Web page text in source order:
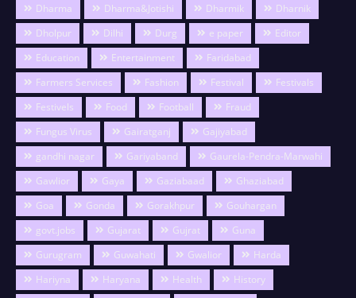
Dharma
Dharma&Jotishi Dharmik
Dharnik
Dholpur
Dilhi Durg e paper
Editor
Education
Entertainment
Faridabad
Farmers Services
Fashion Festival
Festivals
Festivels
Food Football
Fraud
Fungus Virus
Gairatganj
Gajiyabad
gandhi nagar
Gariyaband
Gaurela-Pendra-Marwahi
Gawlior
Gaya Gaziabaad
Ghaziabad
Goa
Gonda Gorakhpur
Gouhargan
govt.jobs
Gujarat Gujrat
Guna
Gurugram
Guwahati Gwalior
Harda
Hariyna
Haryana Health
History